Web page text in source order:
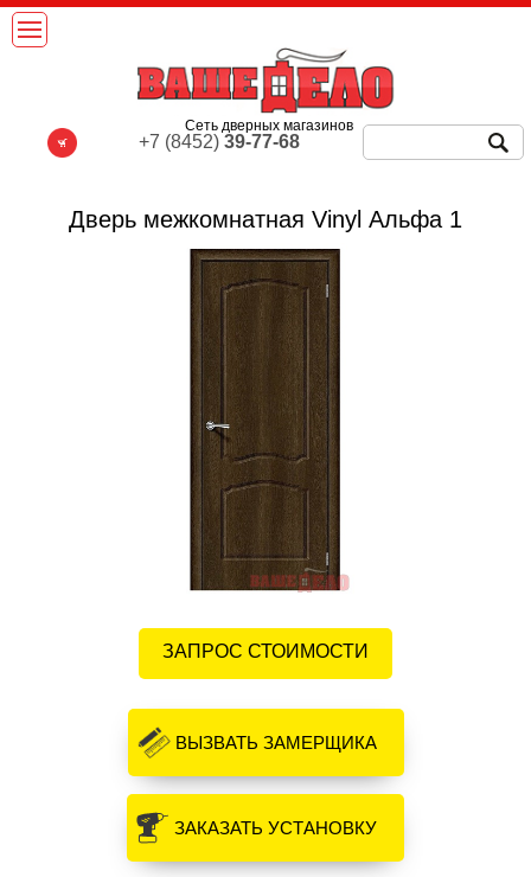
Дверь межкомнатная Vinyl Альфа 1
ЗАПРОС СТОИМОСТИ
ВЫЗВАТЬ ЗАМЕРЩИКА
ЗАКАЗАТЬ УСТАНОВКУ
Сеть дверных магазинов
+7 (8452)39-77-68